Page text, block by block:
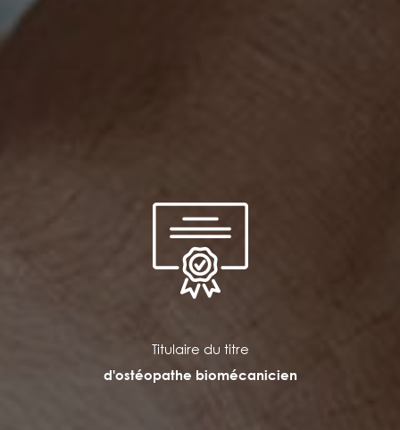
Titulaire du titre
d'ostéopathe biomécanicien